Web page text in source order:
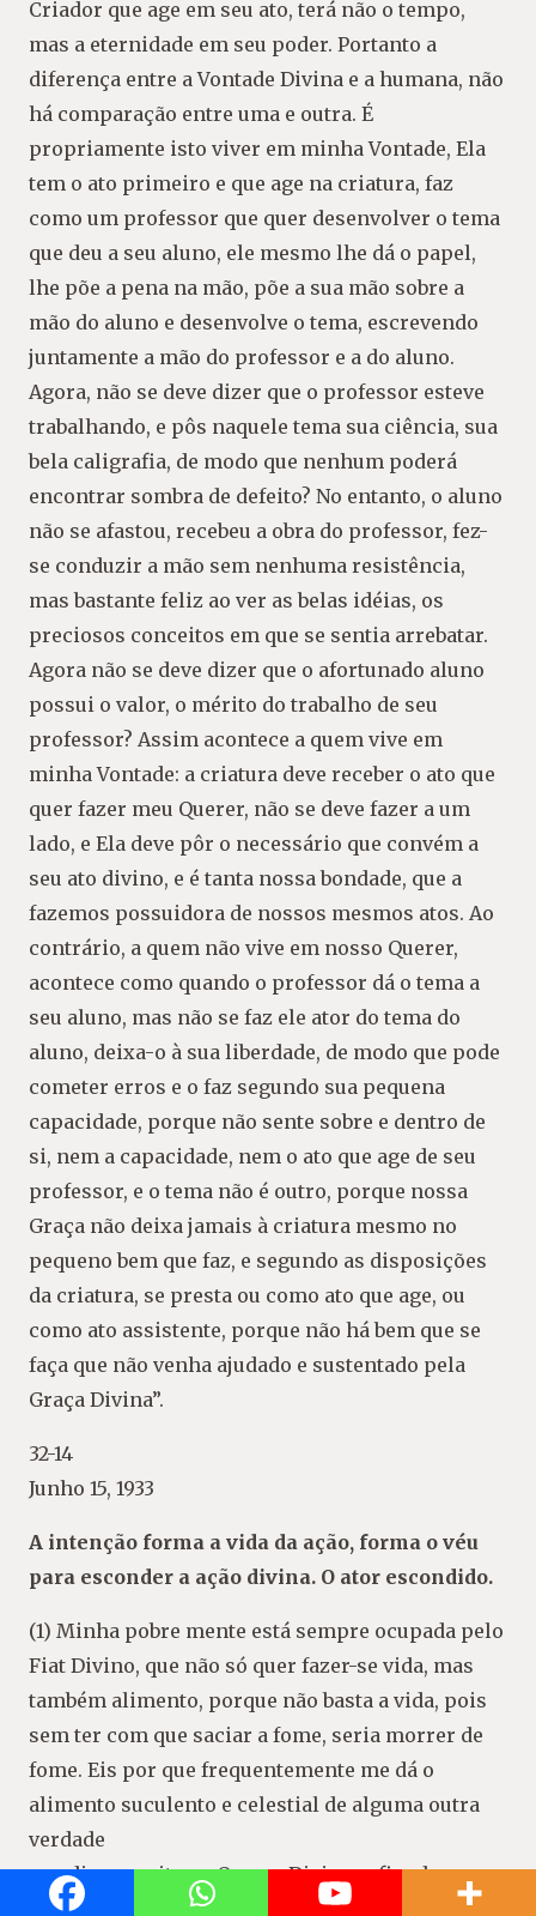
Criador que age em seu ato, terá não o tempo,
mas a eternidade em seu poder. Portanto a
diferença entre a Vontade Divina e a humana, não
há comparação entre uma e outra. É
propriamente isto viver em minha Vontade, Ela
tem o ato primeiro e que age na criatura, faz
como um professor que quer desenvolver o tema
que deu a seu aluno, ele mesmo lhe dá o papel,
lhe põe a pena na mão, põe a sua mão sobre a
mão do aluno e desenvolve o tema, escrevendo
juntamente a mão do professor e a do aluno.
Agora, não se deve dizer que o professor esteve
trabalhando, e pôs naquele tema sua ciência, sua
bela caligrafia, de modo que nenhum poderá
encontrar sombra de defeito? No entanto, o aluno
não se afastou, recebeu a obra do professor, fez-
se conduzir a mão sem nenhuma resistência,
mas bastante feliz ao ver as belas idéias, os
preciosos conceitos em que se sentia arrebatar.
Agora não se deve dizer que o afortunado aluno
possui o valor, o mérito do trabalho de seu
professor? Assim acontece a quem vive em
minha Vontade: a criatura deve receber o ato que
quer fazer meu Querer, não se deve fazer a um
lado, e Ela deve pôr o necessário que convém a
seu ato divino, e é tanta nossa bondade, que a
fazemos possuidora de nossos mesmos atos. Ao
contrário, a quem não vive em nosso Querer,
acontece como quando o professor dá o tema a
seu aluno, mas não se faz ele ator do tema do
aluno, deixa-o à sua liberdade, de modo que pode
cometer erros e o faz segundo sua pequena
capacidade, porque não sente sobre e dentro de
si, nem a capacidade, nem o ato que age de seu
professor, e o tema não é outro, porque nossa
Graça não deixa jamais à criatura mesmo no
pequeno bem que faz, e segundo as disposições
da criatura, se presta ou como ato que age, ou
como ato assistente, porque não há bem que se
faça que não venha ajudado e sustentado pela
Graça Divina”.
32-14
Junho 15, 1933
A intenção forma a vida da ação, forma o véu
para esconder a ação divina. O ator escondido.
(1) Minha pobre mente está sempre ocupada pelo
Fiat Divino, que não só quer fazer-se vida, mas
também alimento, porque não basta a vida, pois
sem ter com que saciar a fome, seria morrer de
fome. Eis por que frequentemente me dá o
alimento suculento e celestial de alguma outra
verdade
que diz respeito ao Querer Divino, a fim de que
não só me alimente, mas que faça crescer sua